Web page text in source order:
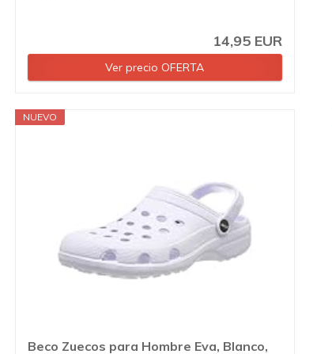
14,95 EUR
Ver precio OFERTA
NUEVO
Beco Zuecos para Hombre Eva, Blanco,